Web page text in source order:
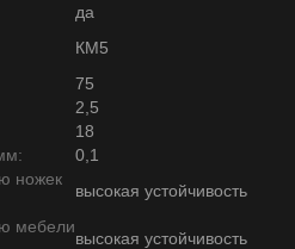
да
КМ5
75
2,5
18
0,1
ножек
высокая устойчивость
мебели
высокая устойчивость